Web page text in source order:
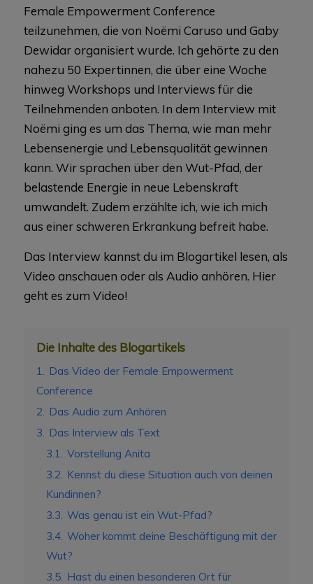
Female Empowerment Conference
teilzunehmen, die von Noëmi Caruso und Gaby
Dewidar organisiert wurde. Ich gehörte zu den
nahezu 50 Expertinnen, die über eine Woche
hinweg Workshops und Interviews für die
Teilnehmenden anboten. In dem Interview mit
Noëmi ging es um das Thema, wie man mehr
Lebensenergie und Lebensqualität gewinnen
kann. Wir sprachen über den Wut-Pfad, der
belastende Energie in neue Lebenskraft
umwandelt. Zudem erzählte ich, wie ich mich
aus einer schweren Erkrankung befreit habe.
Das Interview kannst du im Blogartikel lesen, als
Video anschauen oder als Audio anhören. Hier
geht es zum Video!
Die Inhalte des Blogartikels
1. Das Video der Female Empowerment
Conference
2. Das Audio zum Anhören
3. Das Interview als Text
3.1. Vorstellung Anita
3.2. Kennst du diese Situation auch von deinen
Kundinnen?
3.3. Was genau ist ein Wut-Pfad?
3.4. Woher kommt deine Beschäftigung mit der
Wut?
3.5. Hast du einen besonderen Ort für